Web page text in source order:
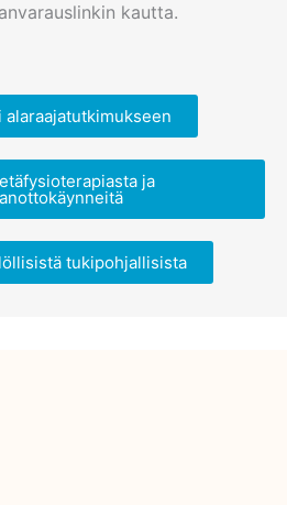
kautta.
alaraajatutkimukseen
ja
tukipohjallisista